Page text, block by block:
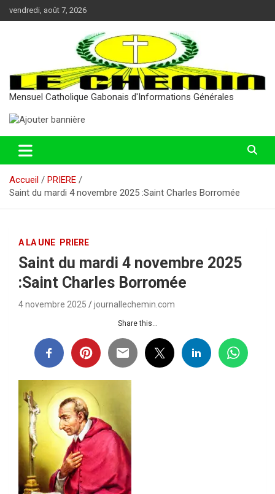
au
vendredi, août 7, 2026
Mensuel Catholique Gabonais d'Informations Générales
Accueil
PRIERE
Saint du mardi 4 novembre 2025 :Saint Charles Borromée
A LA UNE PRIERE
Saint du mardi 4 novembre 2025
:Saint Charles Borromée
4 novembre 2025 journallechemin.com
Share this...